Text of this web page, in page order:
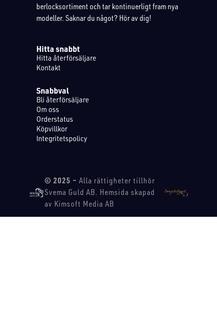
berlocksortiment och tar kontinuerligt fram nya
modeller. Saknar du något? Hör av dig!
Hitta snabbt
Hitta återförsäljare
Kontakt
Snabbval
Bli återförsäljare
Om oss
Orderstatus
Köpvillkor
Integritetspolicy
© 2025 – Alla rättigheter tillhör
Svema Guld AB. Hemsida skapad
av Kimsoft Media AB